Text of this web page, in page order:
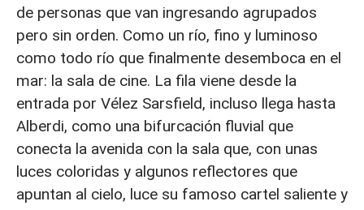
de personas que van ingresando agrupados
pero sin orden. Como un río, fino y luminoso
como todo río que finalmente desemboca en el
mar: la sala de cine. La fila viene desde la
entrada por Vélez Sarsfield, incluso llega hasta
Alberdi, como una bifurcación fluvial que
conecta la avenida con la sala que, con unas
luces coloridas y algunos reflectores que
apuntan al cielo, luce su famoso cartel saliente y